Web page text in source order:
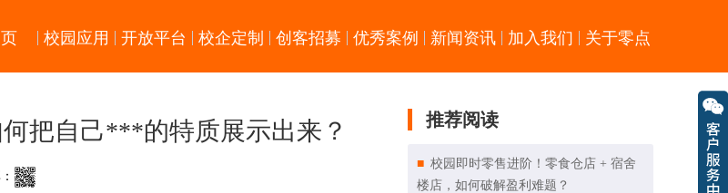
校园应用 开放平台 校企定制 创客招募 优秀案例 新闻资讯 加入我们 关于零点
把自己***的特质展示出来？ 推荐阅读
校园即时零售进阶！零食仓店 + 宿舍
楼店，如何破解盈利难题？